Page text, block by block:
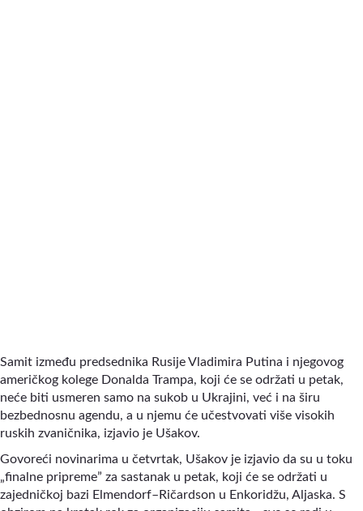
Samit između predsednika Rusije Vladimira Putina i njegovog
američkog kolege Donalda Trampa, koji će se održati u petak,
neće biti usmeren samo na sukob u Ukrajini, već i na širu
bezbednosnu agendu, a u njemu će učestvovati više visokih
ruskih zvaničnika, izjavio je Ušakov.
Govoreći novinarima u četvrtak, Ušakov je izjavio da su u toku
„finalne pripreme” za sastanak u petak, koji će se održati u
zajedničkoj bazi Elmendorf–Ričardson u Enkoridžu, Aljaska. S